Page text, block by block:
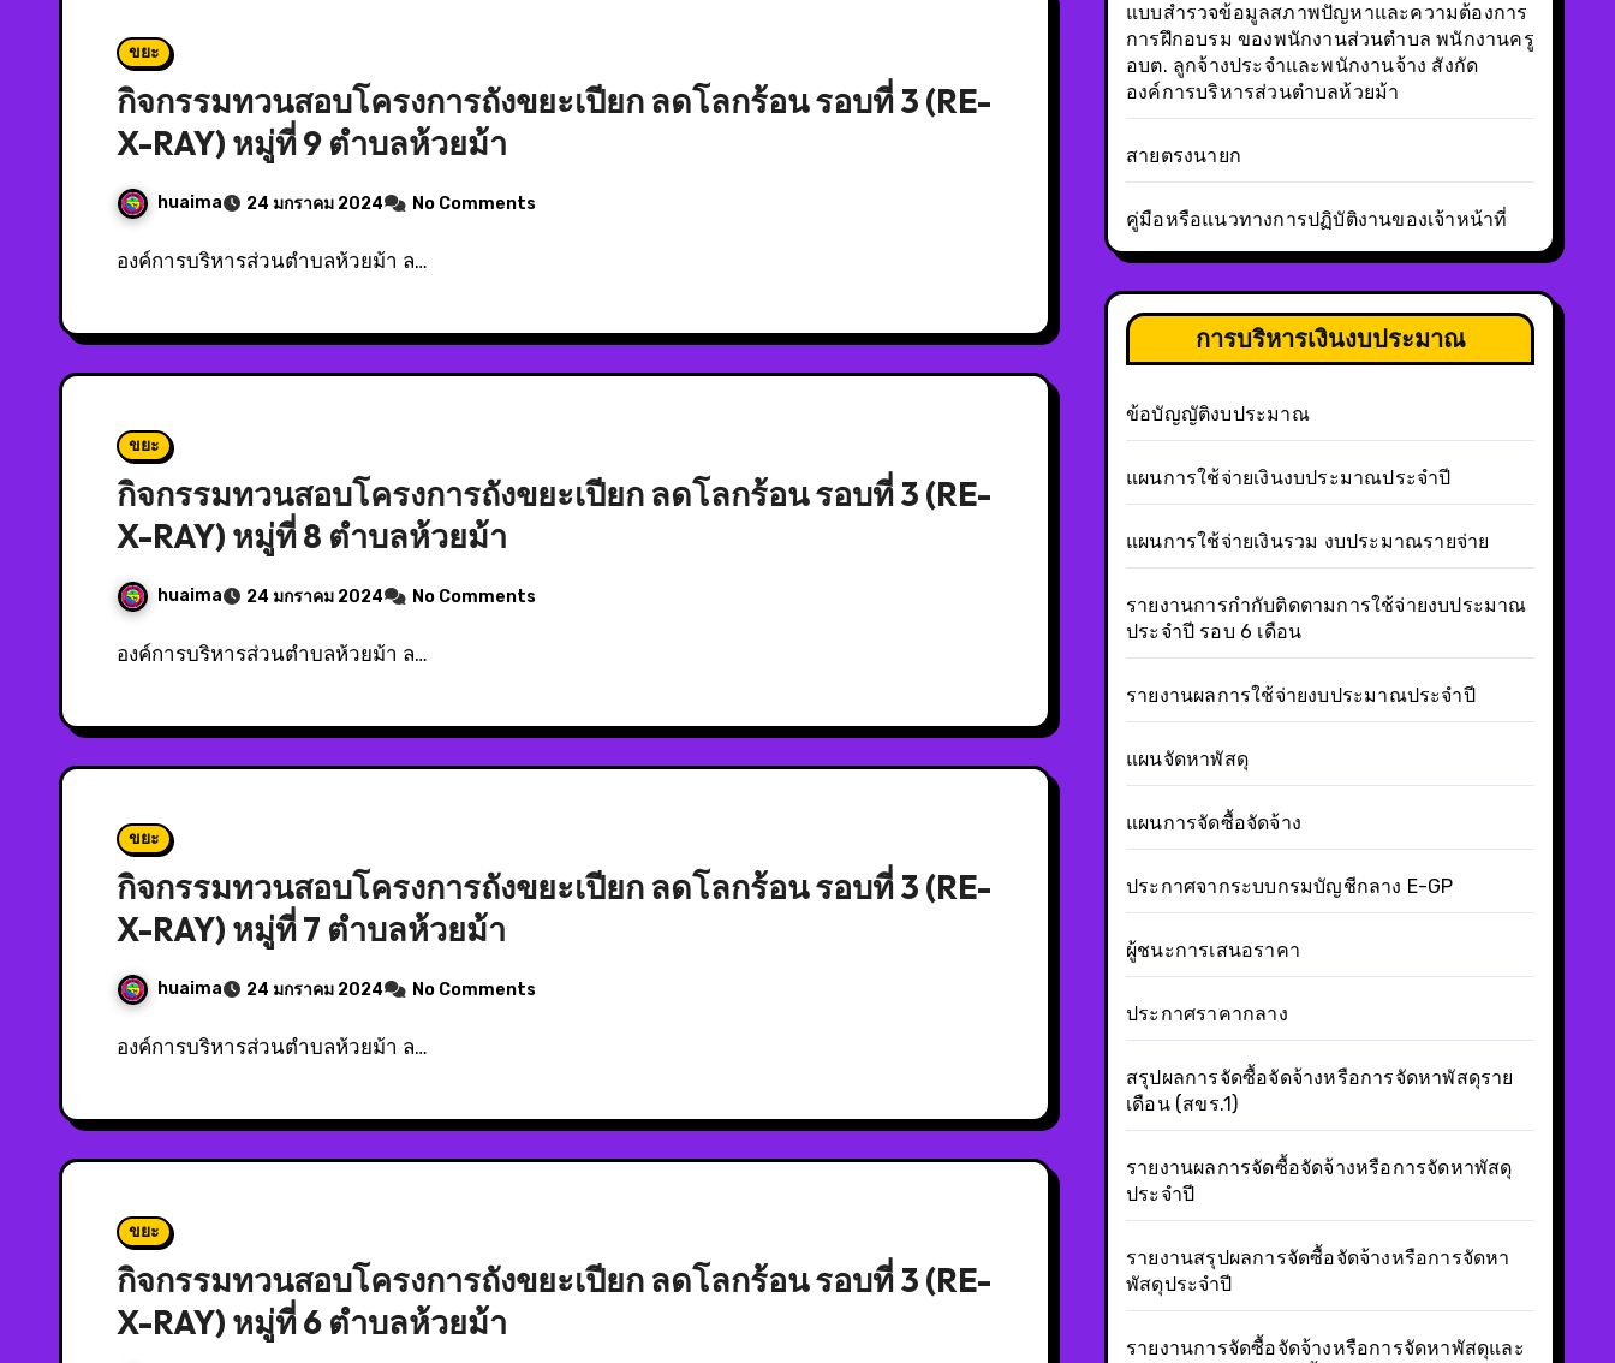
ขยะ
กิจกรรมทวนสอบโครงการถังขยะเปียก ลดโลกร้อน รอบที่ 3 (RE-
X-RAY) หมู่ที่ 9 ตำบลห้วยม้า
huaima 24 มกราคม 2024 No Comments
องค์การบริหารส่วนตำบลห้วยม้า ล…
ขยะ
กิจกรรมทวนสอบโครงการถังขยะเปียก ลดโลกร้อน รอบที่ 3 (RE-
X-RAY) หมู่ที่ 8 ตำบลห้วยม้า
huaima 24 มกราคม 2024 No Comments
องค์การบริหารส่วนตำบลห้วยม้า ล…
ขยะ
กิจกรรมทวนสอบโครงการถังขยะเปียก ลดโลกร้อน รอบที่ 3 (RE-
X-RAY) หมู่ที่ 7 ตำบลห้วยม้า
huaima 24 มกราคม 2024 No Comments
องค์การบริหารส่วนตำบลห้วยม้า ล…
ขยะ
กิจกรรมทวนสอบโครงการถังขยะเปียก ลดโลกร้อน รอบที่ 3 (RE-
X-RAY) หมู่ที่ 6 ตำบลห้วยม้า
แบบสำรวจข้อมูลสภาพปัญหาและความต้องการ
การฝึกอบรม ของพนักงานส่วนตำบล พนักงานครู
อบต. ลูกจ้างประจำและพนักงานจ้าง สังกัด
องค์การบริหารส่วนตำบลห้วยม้า
สายตรงนายก
คู่มือหรือแนวทางการปฏิบัติงานของเจ้าหน้าที่
การบริหารเงินงบประมาณ
ข้อบัญญัติงบประมาณ
แผนการใช้จ่ายเงินงบประมาณประจำปี
แผนการใช้จ่ายเงินรวม งบประมาณรายจ่าย
รายงานการกำกับติดตามการใช้จ่ายงบประมาณ
ประจำปี รอบ 6 เดือน
รายงานผลการใช้จ่ายงบประมาณประจำปี
แผนจัดหาพัสดุ
แผนการจัดซื้อจัดจ้าง
ประกาศจากระบบกรมบัญชีกลาง E-GP
ผู้ชนะการเสนอราคา
ประกาศราคากลาง
สรุปผลการจัดซื้อจัดจ้างหรือการจัดหาพัสดุราย
เดือน (สขร.1)
รายงานผลการจัดซื้อจัดจ้างหรือการจัดหาพัสดุ
ประจำปี
รายงานสรุปผลการจัดซื้อจัดจ้างหรือการจัดหา
พัสดุประจำปี
รายงานการจัดซื้อจัดจ้างหรือการจัดหาพัสดุและ